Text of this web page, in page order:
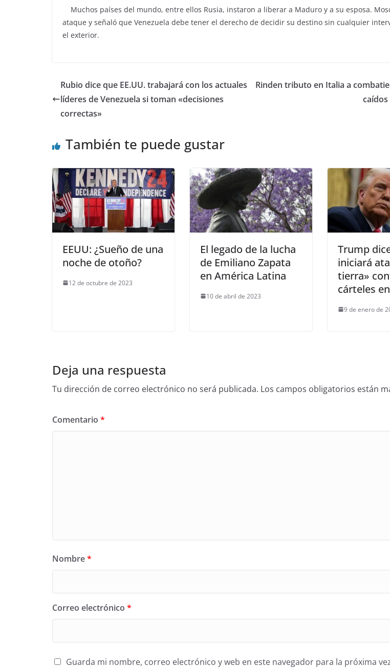
Muchos países del mundo, entre ellos Rusia, instaron a liberar a Maduro y a su esposa.
ataque y señaló que Venezuela debe tener el derecho de decidir su destino sin cualquier
el exterior.
Rubio dice que EE.UU. trabajará con los actuales
líderes de Venezuela si toman «decisiones
correctas»
Rinden tributo en Italia a
caídos
También te puede gustar
EEUU: ¿Sueño de una
noche de otoño?
12 de octubre de 2023
El legado de la lucha
de Emiliano Zapata
en América Latina
10 de abril de 2023
Trump
iniciará
tierra»
cárteles
9 de enero de
Deja una respuesta
Tu dirección de correo electrónico no será publicada. Los campos obligatorios están
Comentario *
Nombre*
Correo electrónico *
Guarda mi nombre, correo electrónico y web en este navegador para la próxima